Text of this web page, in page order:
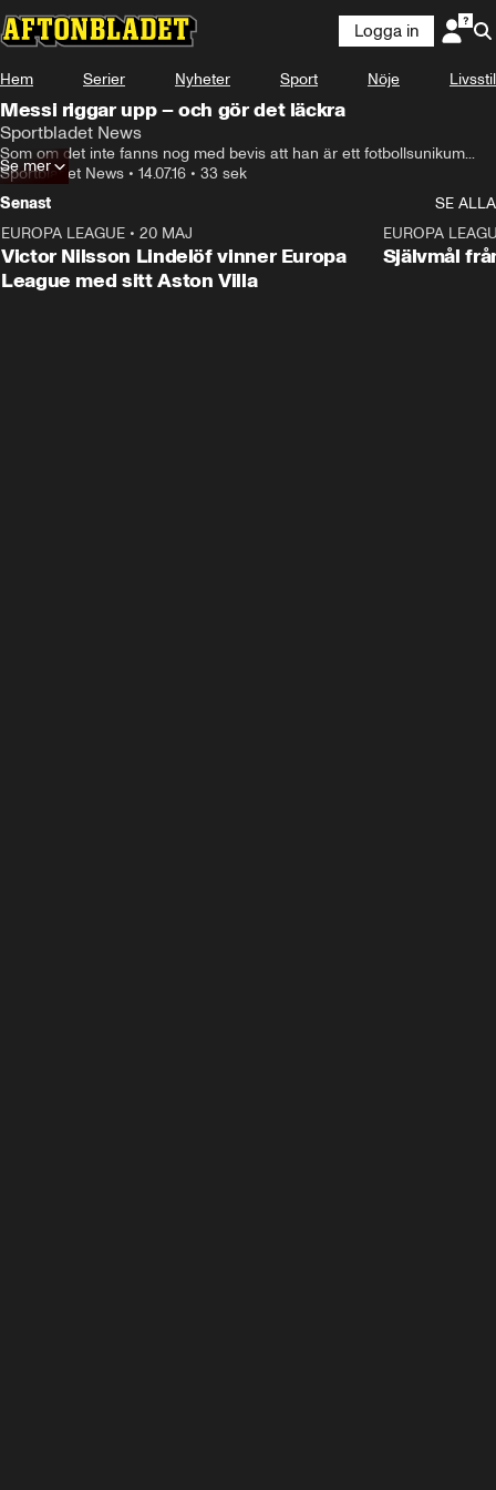
Logga in
Hem Serier Nyheter Sport Nöje Livsstil
Messi riggar upp – och gör det läckra
Sportbladet News
Som om det inte fanns nog med bevis att han är ett fotbollsunikum...
Sportbladet News • 14.07.16 • 33 sek
Se mer
Senast
SE ALLA
EUROPA LEAGUE • 20 MAJ
Victor Nilsson Lindelöf vinner Europa
League med sitt Aston Villa
EUROPA
Självmål